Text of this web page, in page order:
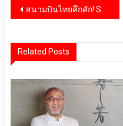
แนะแนว
สนามบินไทยคึกคัก! SEA Games 2025 ททท. ร่วมต้อนรับนักกีฬาอาเซียนร่วมศึก พร้อมมอบ Amazing Bag ของขวัญต้อนรับสุดอบอุ่น
Related Posts